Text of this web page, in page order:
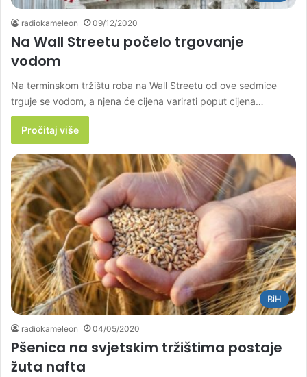
radiokameleon 09/12/2020
Na Wall Streetu počelo trgovanje
vodom
Na terminskom tržištu roba na Wall Streetu od ove sedmice
trguje se vodom, a njena će cijena varirati poput cijena…
Pročitaj više
BiH
radiokameleon 04/05/2020
Pšenica na svjetskim tržištima postaje
žuta nafta